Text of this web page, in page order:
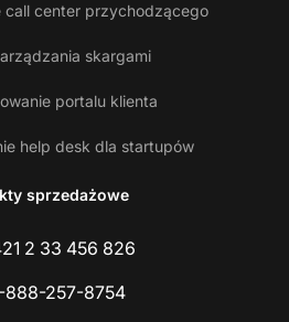
call center przychodzącego
skargami
portalu klienta
help desk dla startupów
sprzedażowe
2 33 456 826
888-257-8754